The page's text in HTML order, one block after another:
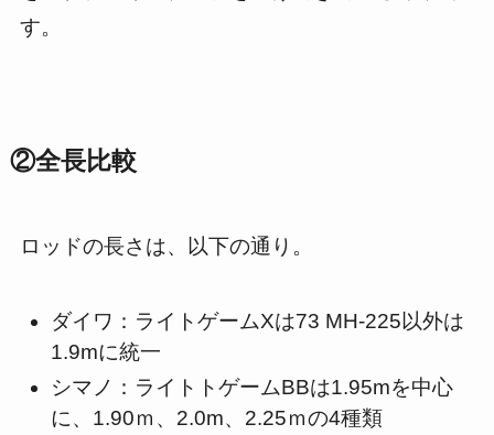
す。
②全長比較
ロッドの長さは、以下の通り。
ダイワ：ライトゲームXは73 MH-225以外は
1.9mに統一
シマノ：ライトトゲームBBは1.95mを中心
に、1.90ｍ、2.0m、2.25ｍの4種類